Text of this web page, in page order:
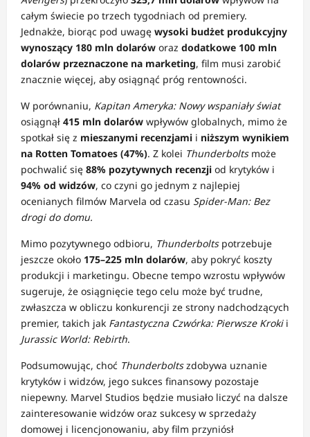
całym świecie po trzech tygodniach od premiery.
Jednakże, biorąc pod uwagę wysoki budżet produkcyjny
wynoszący 180 mln dolarów oraz dodatkowe 100 mln
dolarów przeznaczone na marketing, film musi zarobić
znacznie więcej, aby osiągnąć próg rentowności.
W porównaniu, Kapitan Ameryka: Nowy wspaniały świat
osiągnął 415 mln dolarów wpływów globalnych, mimo że
spotkał się z mieszanymi recenzjami i niższym wynikiem
na Rotten Tomatoes (47%). Z kolei Thunderboltsmoże
pochwalić się 88% pozytywnych recenzji od krytyków i
94% od widzów, co czyni go jednym z najlepiej
ocenianych filmów Marvela od czasu Spider-Man: Bez
drogi do domu.
Mimo pozytywnego odbioru, Thunderboltspotrzebuje
jeszcze około 175–225 mln dolarów, aby pokryć koszty
produkcji i marketingu. Obecne tempo wzrostu wpływów
sugeruje, że osiągnięcie tego celu może być trudne,
zwłaszcza w obliczu konkurencji ze strony nadchodzących
premier, takich jak Fantastyczna Czwórka: Pierwsze Krokii
Jurassic World: Rebirth.
Podsumowując, choć Thunderboltszdobywa uznanie
krytyków i widzów, jego sukces finansowy pozostaje
niepewny. Marvel Studios będzie musiało liczyć na dalsze
zainteresowanie widzów oraz sukcesy w sprzedaży
domowej i licencjonowaniu, aby film przyniósł